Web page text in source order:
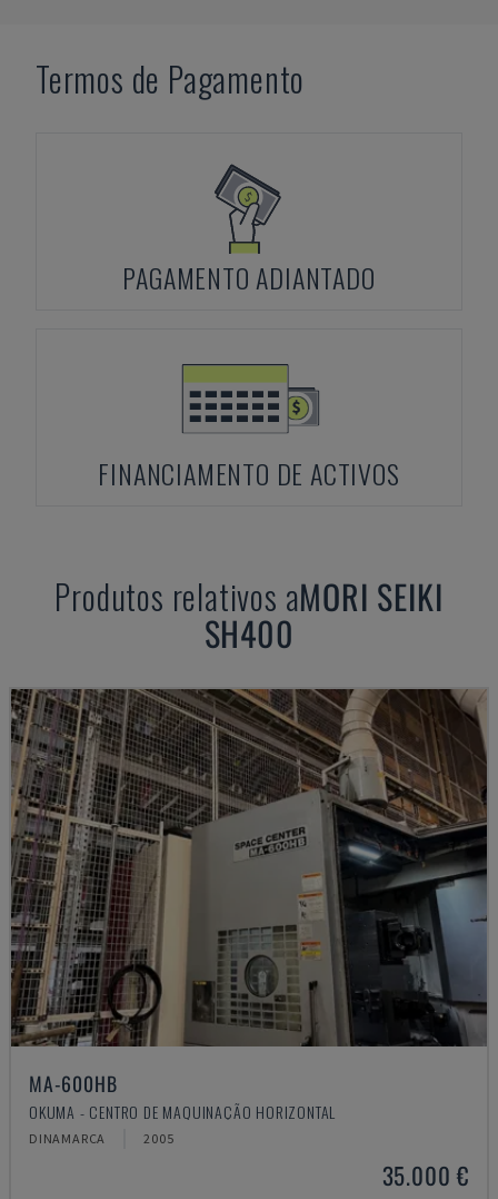
Termos de Pagamento
PAGAMENTO ADIANTADO
FINANCIAMENTO DE ACTIVOS
Produtos relativos aMORI SEIKI
SH400
MA-600HB
OKUMA - CENTRO DE MAQUINAÇÃO HORIZONTAL
DINAMARCA 2005
35.000 €